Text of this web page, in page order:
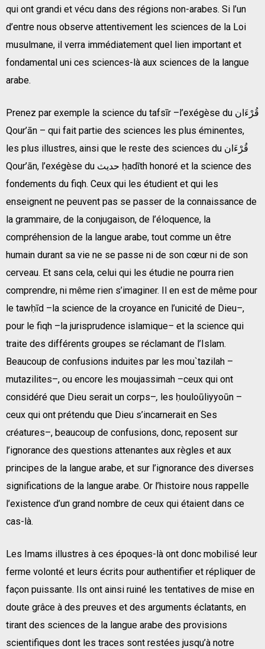
qui ont grandi et vécu dans des régions non-arabes. Si l’un
d’entre nous observe attentivement les sciences de la Loi
musulmane, il verra immédiatement quel lien important et
fondamental uni ces sciences-là aux sciences de la langue
arabe.
Prenez par exemple la science du tafsīr –l’exégèse du قُرْءَان
Qour’ān – qui fait partie des sciences les plus éminentes,
les plus illustres, ainsi que le reste des sciences du قُرْءَان
Qour’ān, l’exégèse du حديث ḥadīth honoré et la science des
fondements du fiqh. Ceux qui les étudient et qui les
enseignent ne peuvent pas se passer de la connaissance de
la grammaire, de la conjugaison, de l’éloquence, la
compréhension de la langue arabe, tout comme un être
humain durant sa vie ne se passe ni de son cœur ni de son
cerveau. Et sans cela, celui qui les étudie ne pourra rien
comprendre, ni même rien s’imaginer. Il en est de même pour
le tawḥīd –la science de la croyance en l’unicité de Dieu–,
pour le fiqh –la jurisprudence islamique– et la science qui
traite des différents groupes se réclamant de l’Islam.
Beaucoup de confusions induites par les mou`tazilah –
mutazilites–, ou encore les moujassimah –ceux qui ont
considéré que Dieu serait un corps–, les ḥouloūliyyoūn –
ceux qui ont prétendu que Dieu s’incarnerait en Ses
créatures–, beaucoup de confusions, donc, reposent sur
l’ignorance des questions attenantes aux règles et aux
principes de la langue arabe, et sur l’ignorance des diverses
significations de la langue arabe. Or l’histoire nous rappelle
l’existence d’un grand nombre de ceux qui étaient dans ce
cas-là.
Les Imams illustres à ces époques-là ont donc mobilisé leur
ferme volonté et leurs écrits pour authentifier et répliquer de
façon puissante. Ils ont ainsi ruiné les tentatives de mise en
doute grâce à des preuves et des arguments éclatants, en
tirant des sciences de la langue arabe des provisions
scientifiques dont les traces sont restées jusqu’à notre